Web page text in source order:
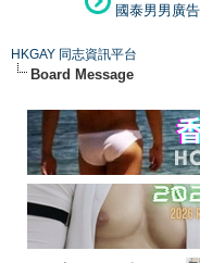
國泰男男廣告
HKGAY 同志資訊平台
Board Message